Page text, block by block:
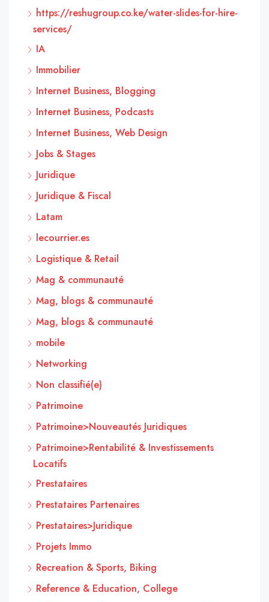
https://reshugroup.co.ke/water-slides-for-hire-
services/
IA
Immobilier
Internet Business, Blogging
Internet Business, Podcasts
Internet Business, Web Design
Jobs & Stages
Juridique
Juridique & Fiscal
Latam
lecourrier.es
Logistique & Retail
Mag & communauté
Mag, blogs & communauté
Mag, blogs & communauté
mobile
Networking
Non classifié(e)
Patrimoine
Patrimoine>Nouveautés Juridiques
Patrimoine>Rentabilité & Investissements
Locatifs
Prestataires
Prestataires Partenaires
Prestataires>Juridique
Projets Immo
Recreation & Sports, Biking
Reference & Education, College